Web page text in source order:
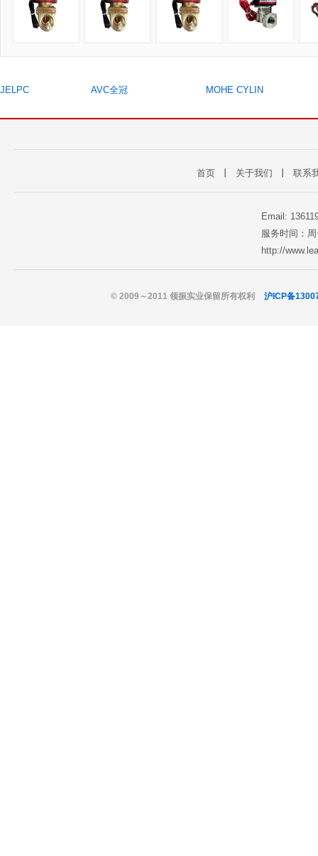
JELPC AVC全冠 MOHE CYLIN
首页 关于我们 联系
Email:
服务时间：
http://
© 2009～2011 领振实业保留所有权利 沪ICP备